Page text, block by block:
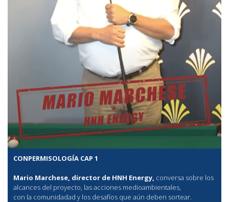
CONPERMISOLOGÍA CAP 1
Mario Marchese, director de HNH Energy, conversa sobre los
alcances del proyecto, las acciones medioambientales,
con la comunidadad y los desafíos que aún deben sortear.